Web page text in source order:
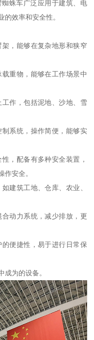
蛛车广泛应用于建筑、电
的效率和安全性。
，能够在复杂地形和狭窄
重物，能够在工作场景中
作，包括泥地、沙地、雪
系统，操作简便，能够实
，配备有多种安全装置，
作安全。
建筑工地、仓库、农业、
动力系统，减少排放，更
便捷性，易于进行日常保
成为的设备。